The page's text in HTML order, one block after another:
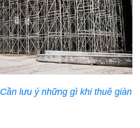
Cần lưu ý những gì khi thuê giàn